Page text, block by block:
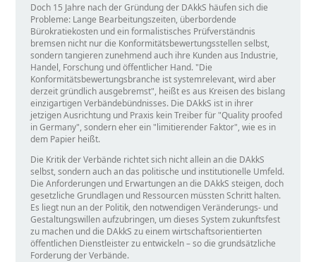
Doch 15 Jahre nach der Gründung der DAkkS häufen sich die
Probleme: Lange Bearbeitungszeiten, überbordende
Bürokratiekosten und ein formalistisches Prüfverständnis
bremsen nicht nur die Konformitätsbewertungsstellen selbst,
sondern tangieren zunehmend auch ihre Kunden aus Industrie,
Handel, Forschung und öffentlicher Hand. Die
Konformitätsbewertungsbranche ist systemrelevant, wird aber
derzeit gründlich ausgebremst , heißt es aus Kreisen des bislang
einzigartigen Verbändebündnisses. Die DAkkS ist in ihrer
jetzigen Ausrichtung und Praxis kein Treiber für Quality proofed
in Germany , sondern eher ein limitierender Faktor , wie es in
dem Papier heißt.
Die Kritik der Verbände richtet sich nicht allein an die DAkkS
selbst, sondern auch an das politische und institutionelle Umfeld.
Die Anforderungen und Erwartungen an die DAkkS steigen, doch
gesetzliche Grundlagen und Ressourcen müssten Schritt halten.
Es liegt nun an der Politik, den notwendigen Veränderungs- und
Gestaltungswillen aufzubringen, um dieses System zukunftsfest
zu machen und die DAkkS zu einem wirtschaftsorientierten
öffentlichen Dienstleister zu entwickeln – so die grundsätzliche
Forderung der Verbände.